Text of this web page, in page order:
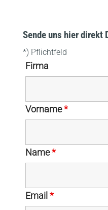
Sende uns hier direkt
*) Pflichtfeld
Firma
Vorname*
Name*
Email *